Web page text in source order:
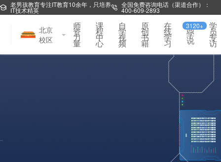
老男孩教育专注IT教育10余年，只培养
IT技术精英
全国免费咨询电话（渠道合作）：
400-609-2893
北京
校区
师
资
力
量
课
程
中
心
自
学
视
频
原
创
书
籍
在
线
学
习
同
学
说
3120+ 学
员
专
访